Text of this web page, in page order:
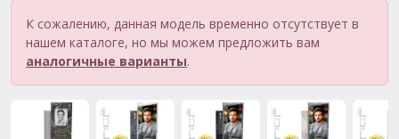
К сожалению, данная модель временно отсутствует в
нашем каталоге, но мы можем предложить вам
аналогичные варианты.